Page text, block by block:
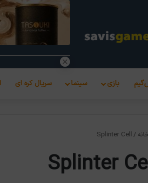
بازی سینما سریال کره ای
/
Splinter Cell
Splinter